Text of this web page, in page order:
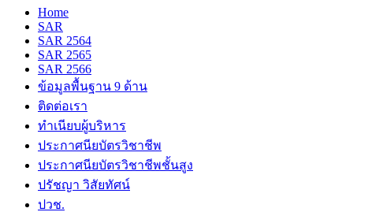
Home
SAR
SAR 2564
SAR 2565
SAR 2566
ข้อมูลพื้นฐาน 9 ด้าน
ติดต่อเรา
ทำเนียบผู้บริหาร
ประกาศนียบัตรวิชาชีพ
ประกาศนียบัตรวิชาชีพชั้นสูง
ปรัชญา วิสัยทัศน์
ปวช.